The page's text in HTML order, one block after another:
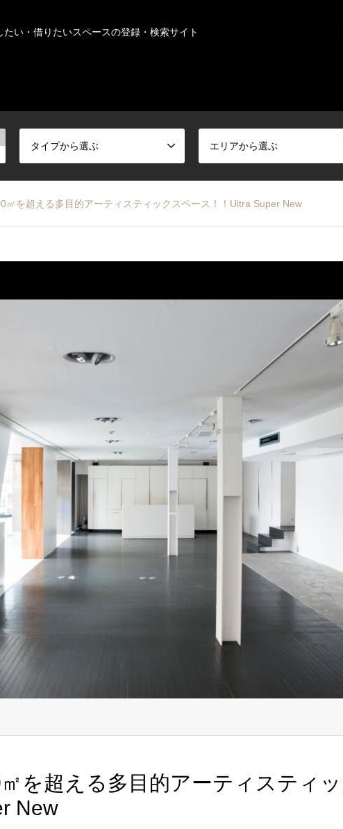
たい・借りたいスペースの登録・検索サイト
タイプから選ぶ エリアから選ぶ
㎡を超える多目的アーティスティックスペース！！Uitra Super New
1 2 3 4 5